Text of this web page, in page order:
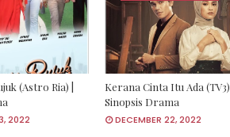
(Astro Ria) |
2022
Kerana Cinta Itu Ada (TV3) |
Sinopsis Drama
DECEMBER 22, 2022